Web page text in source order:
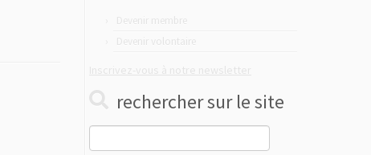
Devenir membre
Devenir volontaire
rechercher sur le site